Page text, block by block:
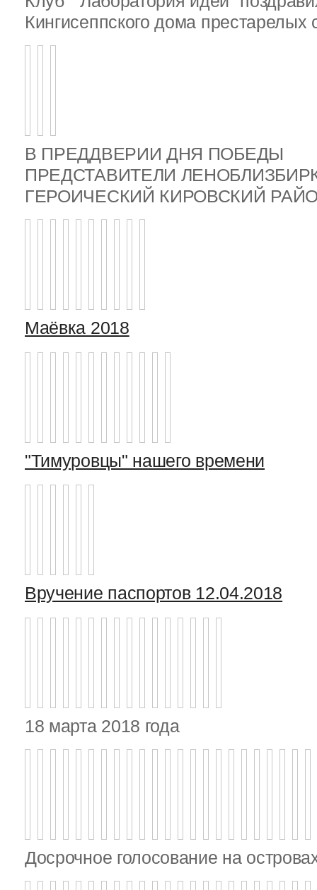
Кингисеппского дома
В ПРЕДДВЕРИИ ДНЯ ПОБЕДЫ
ПРЕДСТАВИТЕЛИ
ГЕРОИЧЕСКИЙ КИРОВСКИЙ
Маёвка 2018
"Тимуровцы" нашего времени
Вручение паспортов 12.04.2018
18 марта 2018 года
Досрочное голосование на